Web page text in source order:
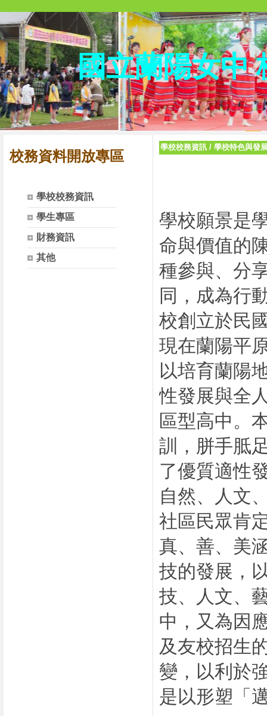
國立蘭陽女中
校務資料開放專區
學校校務資訊
學生專區
財務資訊
其他
學校校務資訊 / 學校特色與發
學校願景是
命與價值的
種參與、分
同，成為行
校創立於民
現在蘭陽平
以培育蘭陽
性發展與全
區型高中。
訓，胼手胝
了優質適性
自然、人文
社區民眾肯
真、善、美
技的發展，
技、人文、
中，又為因
及友校招生
變，以利於
是以形塑「